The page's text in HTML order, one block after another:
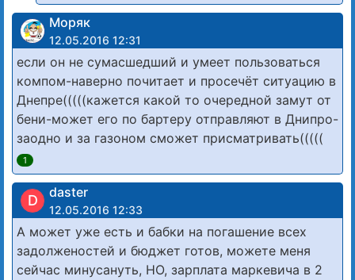
Моряк
12.05.2016 12:31
если он не сумасшедший и умеет пользоваться
компом-наверно почитает и просечёт ситуацию в
Днепре(((((кажется какой то очередной замут от
бени-может его по бартеру отправляют в Днипро-
заодно и за газоном сможет присматривать(((((
1
D daster
12.05.2016 12:33
А может уже есть и бабки на погашение всех
задолженостей и бюджет готов, можете меня
сейчас минусануть, НО, зарплата маркевича в 2